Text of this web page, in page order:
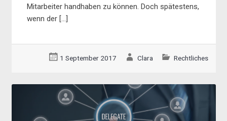
Mitarbeiter handhaben zu können. Doch spätestens,
wenn der […]
1 September 2017 Clara Rechtliches